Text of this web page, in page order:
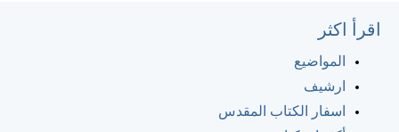
اقرأ اكثر
المواضيع
ارشيف
اسفار الكتاب المقدس